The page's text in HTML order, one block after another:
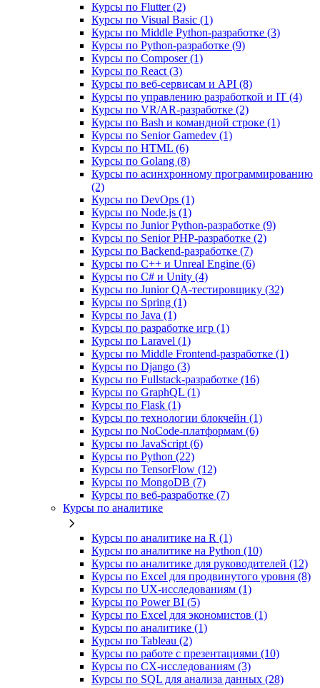
Курсы по Flutter (2)
Курсы по Visual Basic (1)
Курсы по Middle Python-разработке (3)
Курсы по Python-разработке (9)
Курсы по Composer (1)
Курсы по React (3)
Курсы по веб‑сервисам и API (8)
Курсы по управлению разработкой и IT (4)
Курсы по VR/AR‑разработке (2)
Курсы по Bash и командной строке (1)
Курсы по Senior Gamedev (1)
Курсы по HTML (6)
Курсы по Golang (8)
Курсы по асинхронному программированию
(2)
Курсы по DevOps (1)
Курсы по Node.js (1)
Курсы по Junior Python-разработке (9)
Курсы по Senior PHP-разработке (2)
Курсы по Backend‑разработке (7)
Курсы по C++ и Unreal Engine (6)
Курсы по C# и Unity (4)
Курсы по Junior QA-тестировщику (32)
Курсы по Spring (1)
Курсы по Java (1)
Курсы по разработке игр (1)
Курсы по Laravel (1)
Курсы по Middle Frontend-разработке (1)
Курсы по Django (3)
Курсы по Fullstack‑разработке (16)
Курсы по GraphQL (1)
Курсы по Flask (1)
Курсы по технологии блокчейн (1)
Курсы по NoCode‑платформам (6)
Курсы по JavaScript (6)
Курсы по Python (22)
Курсы по TensorFlow (12)
Курсы по MongoDB (7)
Курсы по веб‑разработке (7)
Курсы по аналитике
Курсы по аналитике на R (1)
Курсы по аналитике на Python (10)
Курсы по аналитике для руководителей (12)
Курсы по Excel для продвинутого уровня (8)
Курсы по UX‑исследованиям (1)
Курсы по Power BI (5)
Курсы по Excel для экономистов (1)
Курсы по аналитике (1)
Курсы по Tableau (2)
Курсы по работе с презентациями (10)
Курсы по CX-исследованиям (3)
Курсы по SQL для анализа данных (28)